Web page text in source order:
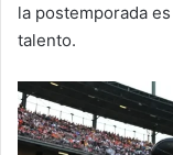
la postemporada
talento.